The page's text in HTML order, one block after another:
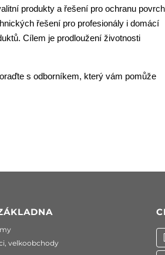
produkty a řešení pro ochranu
řešení pro profesionály i domácí
Cílem je prodloužení životnosti
s odborníkem, který vám pomůže
velkoobchody